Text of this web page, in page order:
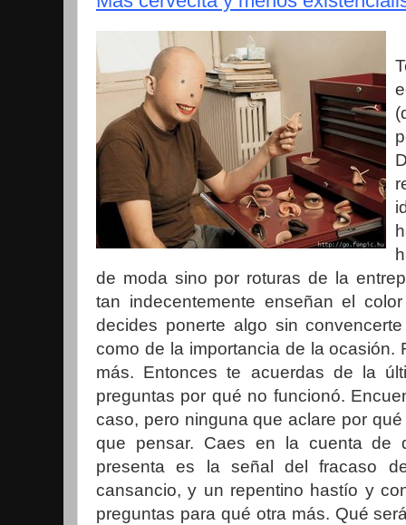
de moda sino por roturas de la
tan indecentemente enseñan el
decides ponerte algo sin
como de la importancia de la ocasión.
más. Entonces te acuerdas de la
preguntas por qué no funcionó.
caso, pero ninguna que aclare por
que pensar. Caes en la cuenta de
presenta es la señal del fracaso
cansancio, y un repentino hastío y
preguntas para qué otra más. Qué